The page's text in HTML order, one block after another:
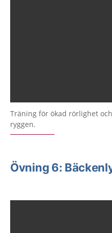
Träning för ökad rörlighet
ryggen.
Övning 6: